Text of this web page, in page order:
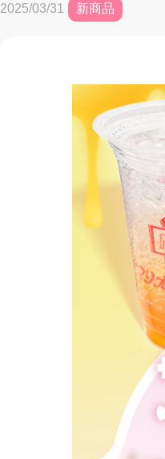
2025/03/31 新商品